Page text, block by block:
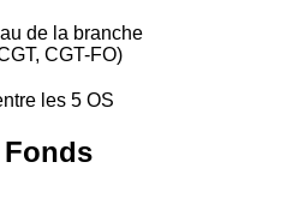
de la branche
CGT-FO)
les 5 OS